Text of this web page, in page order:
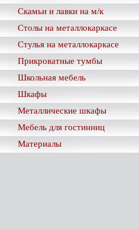
Скамьи и лавки на м/к
Столы на металлокаркасе
Стулья на металлокаркасе
Прикроватные тумбы
Школьная мебель
Шкафы
Металлические шкафы
Мебель для гостинниц
Материалы